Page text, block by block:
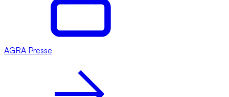
AGRA Presse